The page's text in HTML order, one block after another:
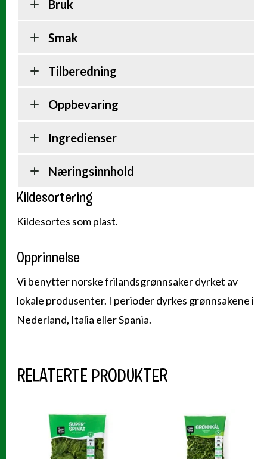
Bruk
Smak
Tilberedning
Oppbevaring
Ingredienser
Næringsinnhold
Kildesortering
Kildesortes som plast.
Opprinnelse
Vi benytter norske frilandsgrønnsaker dyrket av
lokale produsenter. I perioder dyrkes grønnsakene i
Nederland, Italia eller Spania.
RELATERTE PRODUKTER